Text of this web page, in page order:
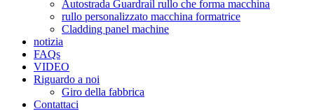
Autostrada Guardrail rullo che forma macchina
rullo personalizzato macchina formatrice
Cladding panel machine
notizia
FAQs
VIDEO
Riguardo a noi
Giro della fabbrica
Contattaci